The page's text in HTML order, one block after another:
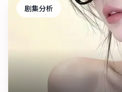
剧集分析